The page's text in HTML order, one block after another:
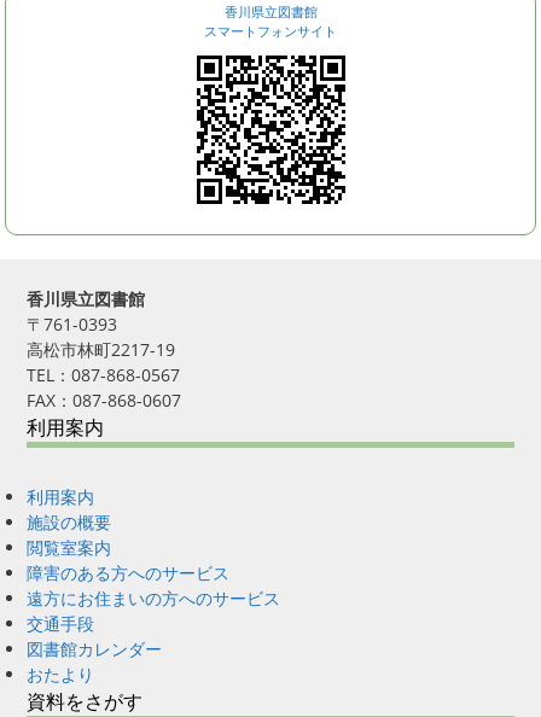
香川県立図書館
スマートフォンサイト
香川県立図書館
〒761-0393
高松市林町2217-19
TEL：087-868-0567
FAX：087-868-0607
利用案内
利用案内
施設の概要
閲覧室案内
障害のある方へのサービス
遠方にお住まいの方へのサービス
交通手段
図書館カレンダー
おたより
資料をさがす